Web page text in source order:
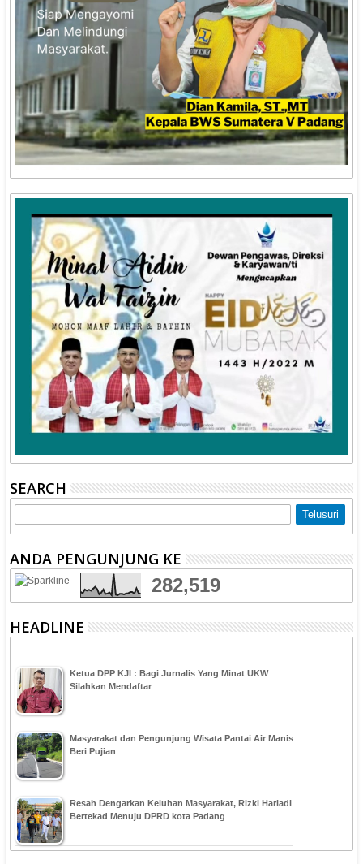
SEARCH
ANDA PENGUNJUNG KE
282,519
HEADLINE
Ketua DPP KJI : Bagi Jurnalis Yang Minat UKW
Silahkan Mendaftar
Masyarakat dan Pengunjung Wisata Pantai Air Manis
Beri Pujian
Resah Dengarkan Keluhan Masyarakat, Rizki Hariadi
Bertekad Menuju DPRD kota Padang